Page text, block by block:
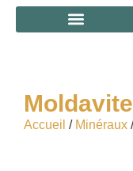
Moldavite
Accueil / Minéraux